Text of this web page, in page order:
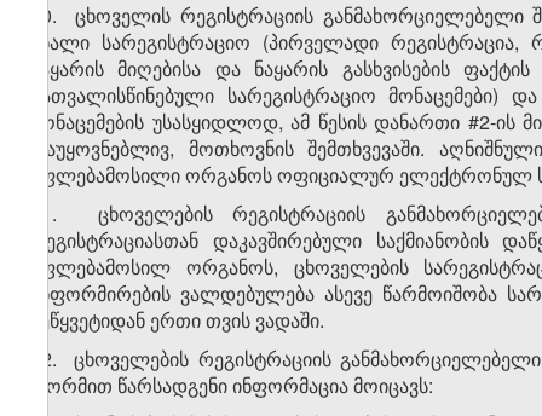
10. ცხოველის რეგისტრაციის
ახალი სარეგისტრაციო (პირველადი
ნაყარის მიღებისა და ნაყარის გასხვისების
გათვალისწინებული სარეგისტრაციო მონაცემები)
მონაცემების უსასყიდლოდ, ამ წესის დანართი #2-
დაუყოვნებლივ, მოთხოვნის შემთხვევაში.
უფლებამოსილი ორგანოს ოფიციალურ ელექტრონულ
11. ცხოველების რეგისტრაციის
რეგისტრაციასთან დაკავშირებული
უფლებამოსილ ორგანოს, ცხოველების
ინფორმირების ვალდებულება ასევე წარმოიშობა
შეწყვეტიდან ერთი თვის ვადაში.
12. ცხოველების რეგისტრაციის
ფორმით წარსადგენი ინფორმაცია მოიცავს: